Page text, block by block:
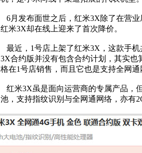
6月发布面世之后，红米3X除了在营
红米3X却在线上迎来了首次降价。
最近，1号店上架了红米3X，这款手
3X合约版并没有包含合约计划，其实
格在1号店销售，而且它也是支持全网通
红米3X虽是面向运营商的专属产品，
池，支持指纹识别与全网通网络，亦有